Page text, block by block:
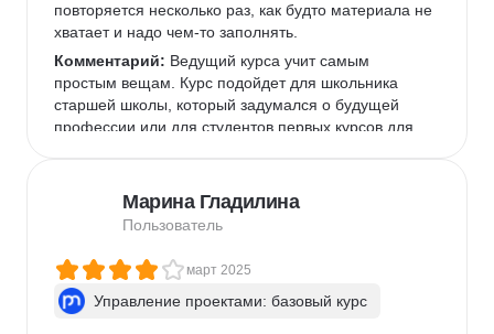
повторяется несколько раз, как будто материала не
хватает и надо чем-то заполнять.
Комментарий: Ведущий курса учит самым
простым вещам. Курс подойдет для школьника
старшей школы, который задумался о будущей
профессии или для студентов первых курсов для
который пришел на курс с целью узнать не азы
проектной деятельности,  а особенности работы на
не соответствует заголовку. Какие-то мысли мне
понравились, но они скорее были обозначены
между строк и достаточного внимания им не было
Марина Гладилина
Пользователь
март 2025
Управление проектами: базовый курс